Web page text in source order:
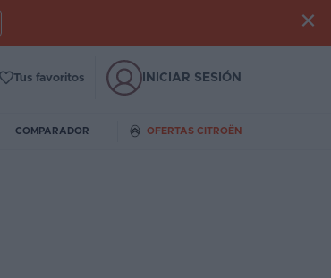
Tus favoritos INICIAR SESIÓN
COMPARADOR OFERTAS CITROËN